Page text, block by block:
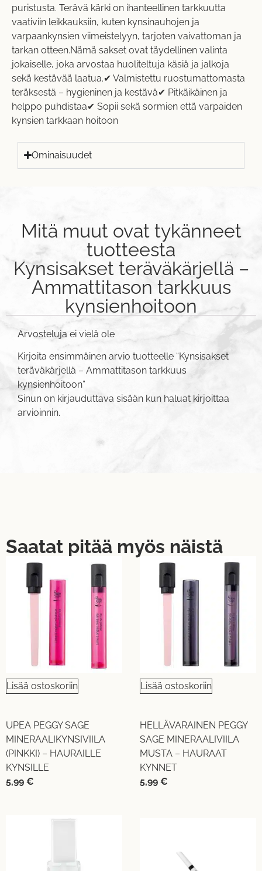
puristusta. Terävä kärki on ihanteellinen tarkkuutta
vaativiin leikkauksiin, kuten kynsinauhojen ja
varpaankynsien viimeistelyyn, tarjoten vaivattoman ja
tarkan otteen.Nämä sakset ovat täydellinen valinta
jokaiselle, joka arvostaa huoliteltuja käsiä ja jalkoja
sekä kestävää laatua.✔ Valmistettu ruostumattomasta
teräksestä – hygieninen ja kestävä✔ Pitkäikäinen ja
helppo puhdistaa✔ Sopii sekä sormien että varpaiden
kynsien tarkkaan hoitoon
Ominaisuudet
Mitä muut ovat tykänneet
tuotteesta
Kynsisakset teräväkärjellä –
Ammattitason tarkkuus
kynsienhoitoon
Arvosteluja ei vielä ole
Kirjoita ensimmäinen arvio tuotteelle “Kynsisakset
teräväkärjellä – Ammattitason tarkkuus
kynsienhoitoon”
Sinun on kirjauduttava sisään kun haluat kirjoittaa
arvioinnin.
Saatat pitää myös näistä
Lisää ostoskoriin
UPEA PEGGY SAGE
MINERAALIKYNSIVIILA
(PINKKI) – HAURAILLE
KYNSILLE
5,99 €
Lisää ostoskoriin
HELLÄVARAINEN PEGGY
SAGE MINERAALIVIILA
MUSTA – HAURAAT
KYNNET
5,99 €